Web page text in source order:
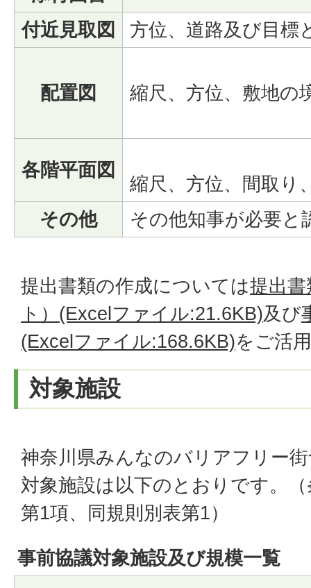
付近見取図
方位、道路及び目標
配置図 縮尺、方位、敷地の
各階平面図
縮尺、方位、間取り
その他
その他知事が必要と
提出書類の作成については提出
ト）(Excelファイル:21.6KB)及び
(Excelファイル:168.6KB)をご活
対象施設
神奈川県みんなのバリアフリー
対象施設は以下のとおりです。
第1項、同規則別表第1）
事前協議対象施設及び規模一覧